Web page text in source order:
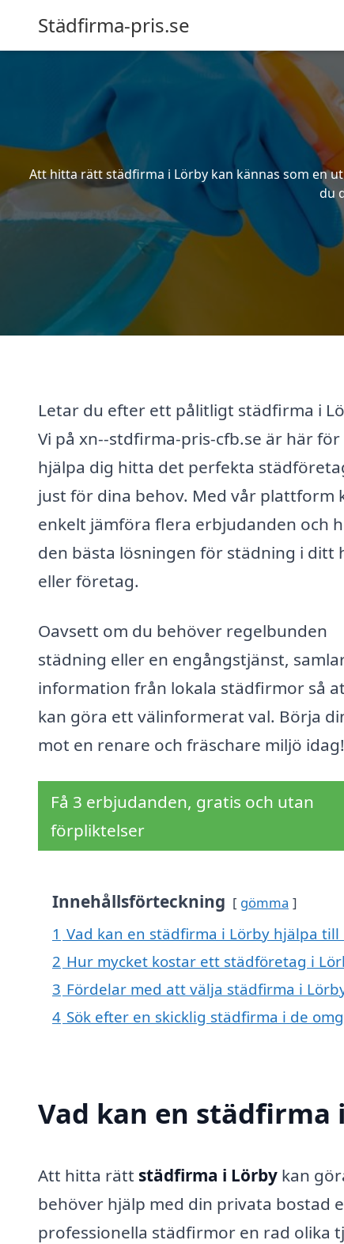
Städfirma-pris.se
Att hitta rätt städfirma i Lörby kan kännas som en
du
Letar du efter ett pålitligt städfirma i
Vi på xn--stdfirma-pris-cfb.se är här
hjälpa dig hitta det perfekta
just för dina behov. Med vår plattform
enkelt jämföra flera erbjudanden och
den bästa lösningen för städning i ditt
eller företag.
Oavsett om du behöver regelbunden
städning eller en engångstjänst,
information från lokala städfirmor så
kan göra ett välinformerat val. Börja
mot en renare och fräschare miljö idag!
Få 3 erbjudanden, gratis och utan
förpliktelser
Innehållsförteckning gömma
1 Vad kan en städfirma i Lörby hjälpa till
2 Hur mycket kostar ett städföretag i
3 Fördelar med att välja städfirma i
4 Sök efter en skicklig städfirma i de
Vad kan en
Att hitta rätt städfirma i Lörby kan
behöver hjälp med din privata bostad
professionella städfirmor en rad olika